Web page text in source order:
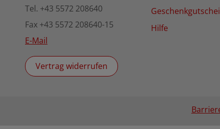
Tel. +43 5572 208640
Fax +43 5572 208640-15
E-Mail
Vertrag widerrufen
Hilfe